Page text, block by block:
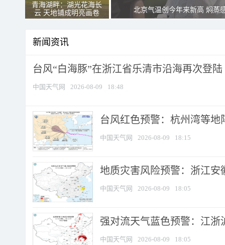
青海湖畔：湖光花海长
云 天地铺成明亮画卷
北京气温创今年来新高 焖蒸
新闻资讯
台风“白海豚”在浙江省乐清市沿海再次登陆
中国天气网 2026-08-09 18:48
台风红色预警：杭州湾等地
中国天气网 2026-08-09 18:15
地质灾害风险预警：浙江安
中国天气网 2026-08-09 18:05
强对流天气蓝色预警：江浙
中国天气网 2026-08-09 18:05